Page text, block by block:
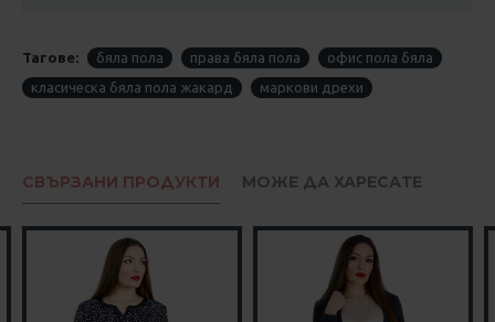
Тагове: бяла пола права бяла пола
офис пола бяла
класическа бяла пола жакард
маркови дрехи
СВЪРЗАНИ ПРОДУКТИ МОЖЕ ДА ХАРЕСАТЕ